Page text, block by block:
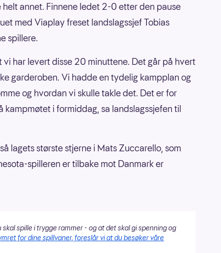
annet. Finnene ledet 2-0 etter den pause
med Viaplay freset landslagssjef Tobias
spillere.
vi har levert disse 20 minuttene. Det går på hvert
garderoben. Vi hadde en tydelig kampplan og
og hvordan vi skulle takle det. Det er for
kampmøtet i formiddag, sa landslagssjefen til
lagets største stjerne i Mats Zuccarello, som
spilleren er tilbake mot Danmark er
spille i trygge rammer - og at det skal gi spenning og
for dine spillvaner, foreslår vi at du besøker våre